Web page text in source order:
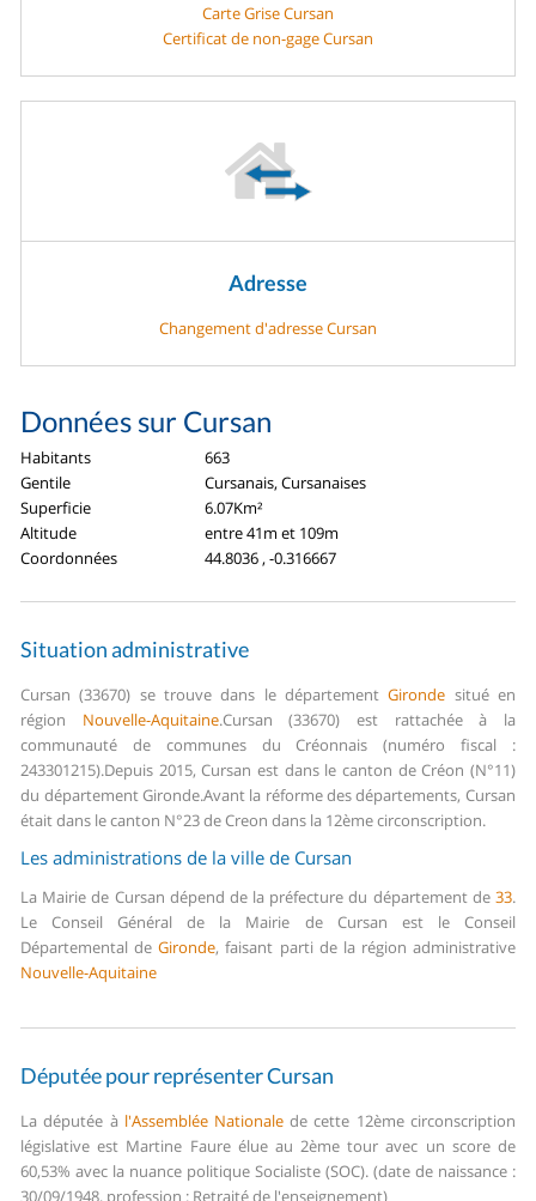
Carte Grise Cursan
Certificat de non-gage Cursan
Adresse
Changement d'adresse Cursan
Données sur Cursan
Habitants
663
Gentile
Cursanais, Cursanaises
Superficie
6.07Km²
Altitude
entre 41m et 109m
Coordonnées
44.8036 , -0.316667
Situation administrative
Cursan (33670) se trouve dans le départementGironde situé en
région Nouvelle-Aquitaine.Cursan (33670) est rattachée à la
communauté de communes du Créonnais (numéro fiscal :
243301215).Depuis 2015, Cursan est dans le canton de Créon (N°11)
du département Gironde.Avant la réforme des départements, Cursan
était dans le canton N°23 de Creon dans la 12ème circonscription.
Les administrations de la ville de Cursan
La Mairie de Cursan dépend de la préfecture du département de 33.
Le Conseil Général de la Mairie de Cursan est le Conseil
Départemental deGironde, faisant parti de la région administrative
Nouvelle-Aquitaine
Députée pour représenter Cursan
La députée à l'Assemblée Nationale de cette 12ème circonscription
législative est Martine Faure élue au 2ème tour avec un score de
60,53% avec la nuance politique Socialiste (SOC). (date de naissance :